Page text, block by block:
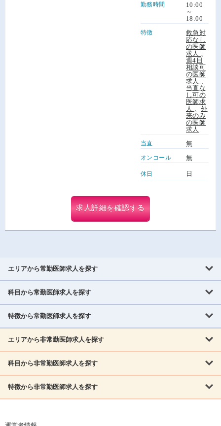
勤務時間
10:00
～
18:00
特徴
救急対
応なし
の医師
求人
週4日
相談可
の医師
求人
当直な
し可の
医師求
人
、外
来のみ
の医師
求人
当直 無
オンコール 無
休日 日
求人詳細を確認する
エリアから常勤医師求人を探す
北海道・東北
北海道 青森県 岩手県
茨城県 栃木県 群馬県
神奈川県 山梨県
北信越
科目から常勤医師求人を探す
内科系
消化器科 呼吸器科
リウマチ科 外科 消化器外科
脳神経外科 乳腺外科 泌尿器科 整形外科 形成外科
特徴から常勤医師求人を探す
救急対応なし 女性医師歓迎
施設長募集 年齢不問 外来のみ
エリアから非常勤医師求人を探す
北海道・東北
北海道 青森県 岩手県
科目から非常勤医師求人を探す
内科系
特徴から非常勤医師求人を探す